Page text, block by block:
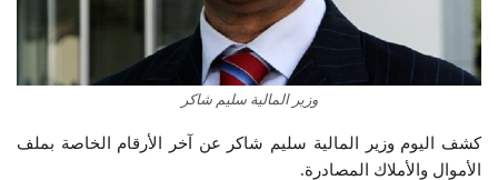
وزير المالية سليم شاكر
كشف اليوم وزير المالية سليم شاكر عن آخر الأرقام الخاصة بملف
الأموال والأملاك المصادرة.